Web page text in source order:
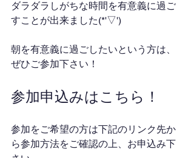
ダラダラしがちな時間を有意義に過ご
すことが出来ました(*'▽')
朝を有意義に過ごしたいという方は、
ぜひご参加下さい！
参加申込みはこちら！
参加をご希望の方は下記のリンク先か
ら参加方法をご確認の上、お申込み下